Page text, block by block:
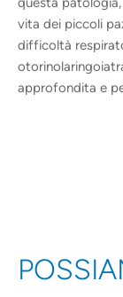
vita dei piccoli
difficoltà
approfondita e